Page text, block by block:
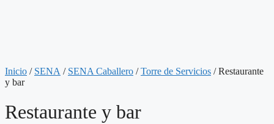
Inicio / SENA / SENA Caballero /Torre de Servicios / Restaurante
y bar
Restaurante y bar